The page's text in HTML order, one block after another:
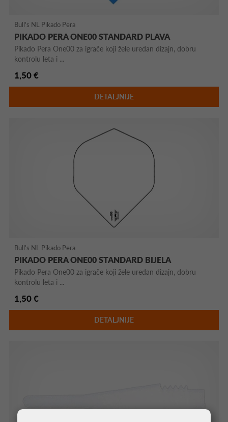
Bull's NL Pikado Pera
PIKADO PERA ONE00 STANDARD PLAVA
Pikado Pera One00 za igrače koji žele uredan dizajn, dobru
kontrolu leta i ...
1,50 €
DETALJNIJE
Bull's NL Pikado Pera
PIKADO PERA ONE00 STANDARD BIJELA
Pikado Pera One00 za igrače koji žele uredan dizajn, dobru
kontrolu leta i ...
1,50 €
DETALJNIJE